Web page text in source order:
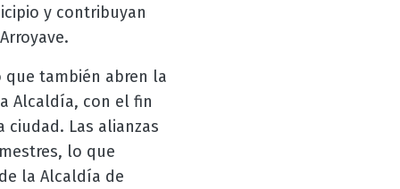
y contribuyan
también abren la
Alcaldía, con el fin
Las alianzas
lo que
la Alcaldía de